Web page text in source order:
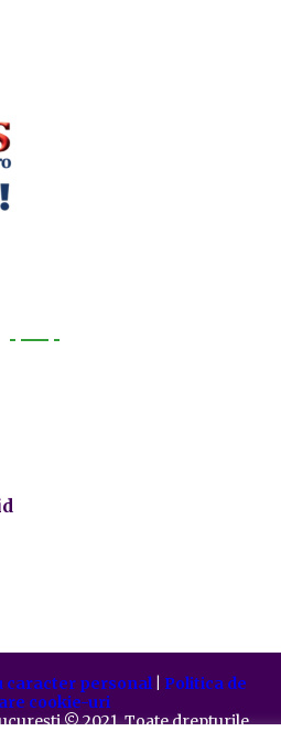
caracter personal| Politica de
cookie-uri
©️2021. Toate drepturile